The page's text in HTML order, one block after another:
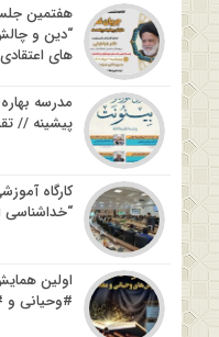
هفتمین
“دین و
های
مدرسه
پیشینه //
کارگاه
“خداشناسی
اولین
#وحیانی و